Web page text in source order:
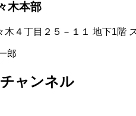
木本部
木４丁目２５－１１ 地下1階
郎
ャンネル